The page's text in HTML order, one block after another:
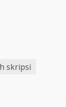
skripsi